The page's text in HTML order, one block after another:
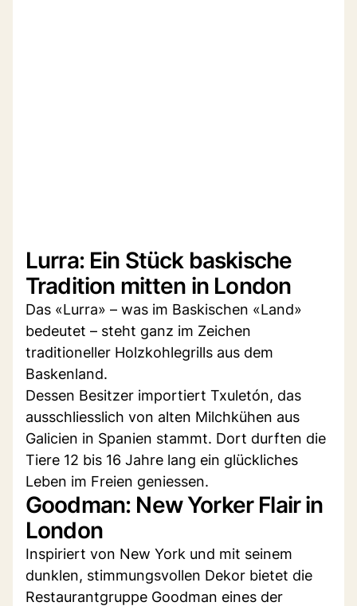
Lurra: Ein Stück baskische
Tradition mitten in London
Das «Lurra» – was im Baskischen «Land»
bedeutet – steht ganz im Zeichen
traditioneller Holzkohlegrills aus dem
Baskenland.
Dessen Besitzer importiert Txuletón, das
ausschliesslich von alten Milchkühen aus
Galicien in Spanien stammt. Dort durften die
Tiere 12 bis 16 Jahre lang ein glückliches
Leben im Freien geniessen.
Goodman: New Yorker Flair in
London
Inspiriert von New York und mit seinem
dunklen, stimmungsvollen Dekor bietet die
Restaurantgruppe Goodman eines der